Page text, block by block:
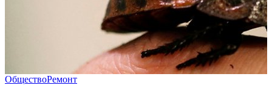
ОбществоРемонт